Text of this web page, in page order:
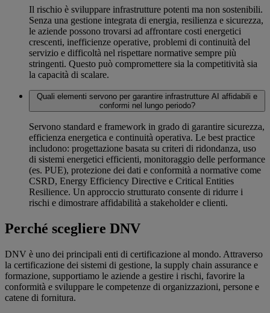
Il rischio è sviluppare infrastrutture potenti ma non sostenibili.
Senza una gestione integrata di energia, resilienza e sicurezza,
le aziende possono trovarsi ad affrontare costi energetici
crescenti, inefficienze operative, problemi di continuità del
servizio e difficoltà nel rispettare normative sempre più
stringenti. Questo può compromettere sia la competitività sia
la capacità di scalare.
Quali elementi servono per garantire infrastrutture AI affidabili e
conformi nel lungo periodo?
Servono standard e framework in grado di garantire sicurezza,
efficienza energetica e continuità operativa. Le best practice
includono: progettazione basata su criteri di ridondanza, uso
di sistemi energetici efficienti, monitoraggio delle performance
(es. PUE), protezione dei dati e conformità a normative come
CSRD, Energy Efficiency Directive e Critical Entities
Resilience. Un approccio strutturato consente di ridurre i
rischi e dimostrare affidabilità a stakeholder e clienti.
Perché scegliere DNV
DNV è uno dei principali enti di certificazione al mondo. Attraverso
la certificazione dei sistemi di gestione, la supply chain assurance e
formazione, supportiamo le aziende a gestire i rischi, favorire la
conformità e sviluppare le competenze di organizzazioni, persone e
catene di fornitura.